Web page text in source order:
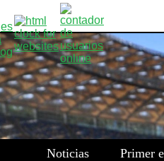
Noticias Primer